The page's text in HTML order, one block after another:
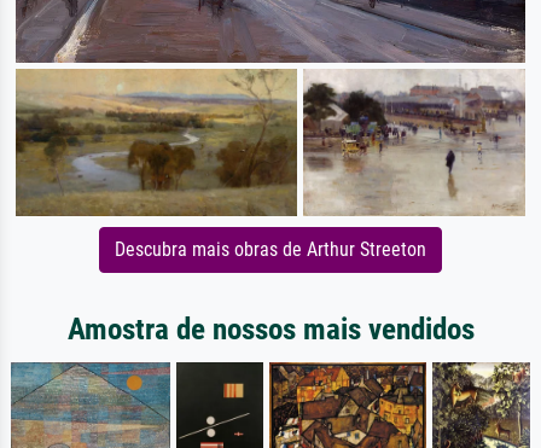
Descubra mais obras de Arthur Streeton
Amostra de nossos mais vendidos